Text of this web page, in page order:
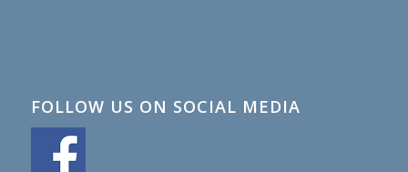
FOLLOW US ON SOCIAL MEDIA